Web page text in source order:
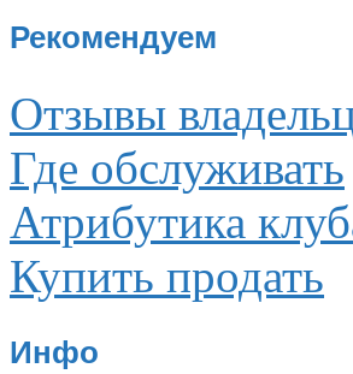
Рекомендуем
Отзывы
Где обслуживать
Атрибутика
Купить продать
Инфо